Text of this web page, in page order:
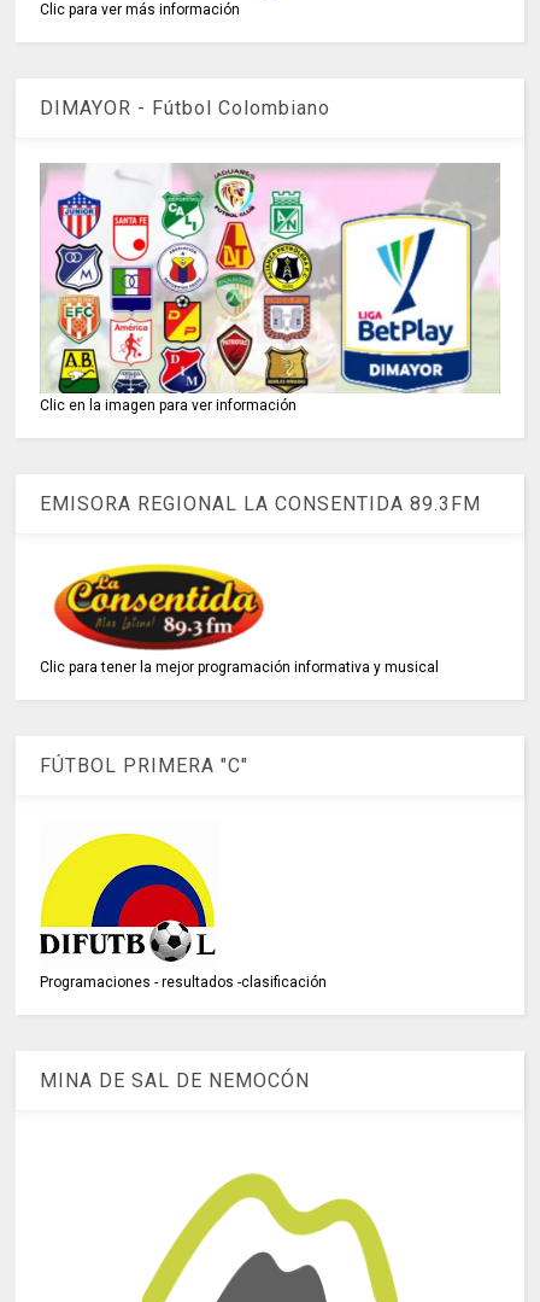
Clic para ver más información
DIMAYOR - Fútbol Colombiano
Clic en la imagen para ver información
EMISORA REGIONAL LA CONSENTIDA 89.3FM
Clic para tener la mejor programación informativa y musical
FÚTBOL PRIMERA "C"
Programaciones - resultados -clasificación
MINA DE SAL DE NEMOCÓN